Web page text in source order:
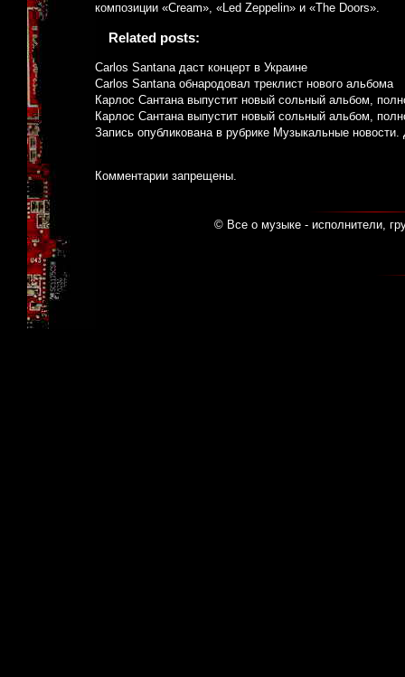
композиции «Cream», «Led Zeppelin» и «The Doors».
Related posts:
Carlos Santana даст концерт в Украине
Carlos Santana обнародовал треклист нового альбома
Карлос Сантана выпустит новый сольный альбом,
Карлос Сантана выпустит новый сольный альбом,
Запись опубликована в рубрике Музыкальные новости.
Комментарии запрещены.
© Все о музыке - исполнители,